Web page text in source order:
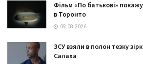
Фільм «По батькові»
в Торонто
09.08.2026
ЗСУ взяли в полон тезку
Салаха